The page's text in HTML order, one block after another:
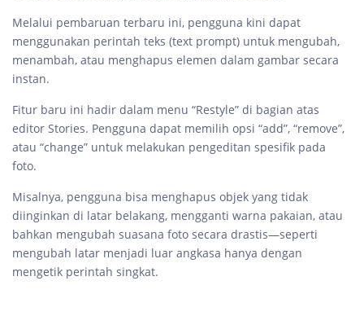
Melalui pembaruan terbaru ini, pengguna kini dapat
menggunakan perintah teks (text prompt) untuk mengubah,
menambah, atau menghapus elemen dalam gambar secara
instan.
Fitur baru ini hadir dalam menu “Restyle” di bagian atas
editor Stories. Pengguna dapat memilih opsi “add”, “remove”,
atau “change” untuk melakukan pengeditan spesifik pada
foto.
Misalnya, pengguna bisa menghapus objek yang tidak
diinginkan di latar belakang, mengganti warna pakaian, atau
bahkan mengubah suasana foto secara drastis—seperti
mengubah latar menjadi luar angkasa hanya dengan
mengetik perintah singkat.